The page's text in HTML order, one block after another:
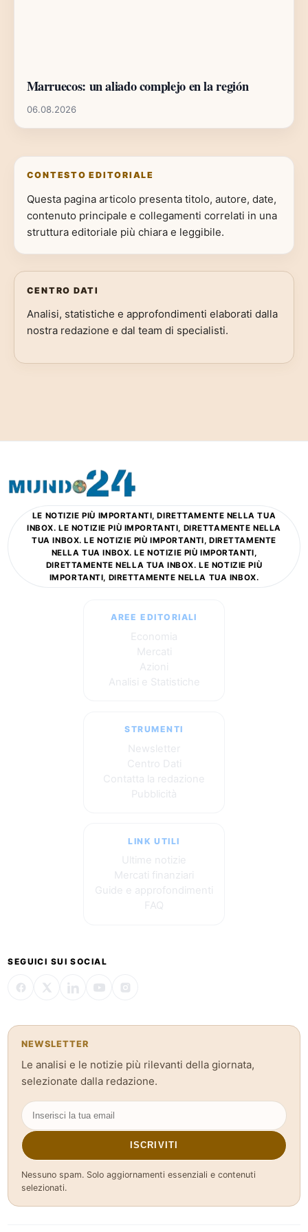
Marruecos: un aliado complejo en la región
06.08.2026
CONTESTO EDITORIALE
Questa pagina articolo presenta titolo, autore, date,
contenuto principale e collegamenti correlati in una
struttura editoriale più chiara e leggibile.
CENTRO DATI
Analisi, statistiche e approfondimenti elaborati dalla
nostra redazione e dal team di specialisti.
LE NOTIZIE PIÙ IMPORTANTI, DIRETTAMENTE NELLA TUA
INBOX. LE NOTIZIE PIÙ IMPORTANTI, DIRETTAMENTE NELLA
TUA INBOX. LE NOTIZIE PIÙ IMPORTANTI, DIRETTAMENTE
NELLA TUA INBOX. LE NOTIZIE PIÙ IMPORTANTI,
DIRETTAMENTE NELLA TUA INBOX. LE NOTIZIE PIÙ
IMPORTANTI, DIRETTAMENTE NELLA TUA INBOX.
AREE EDITORIALI
Economia
Mercati
Azioni
Analisi e Statistiche
STRUMENTI
Newsletter
Centro Dati
Contatta la redazione
Pubblicità
LINK UTILI
Ultime notizie
Mercati finanziari
Guide e approfondimenti
FAQ
SEGUICI SUI SOCIAL
NEWSLETTER
Le analisi e le notizie più rilevanti della giornata,
selezionate dalla redazione.
ISCRIVITI
Nessuno spam. Solo aggiornamenti essenziali e contenuti
selezionati.